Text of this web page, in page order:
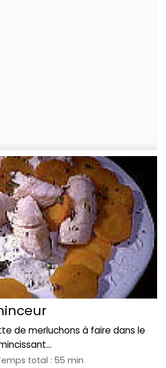
de merluchons à faire dans le
total : 55 min